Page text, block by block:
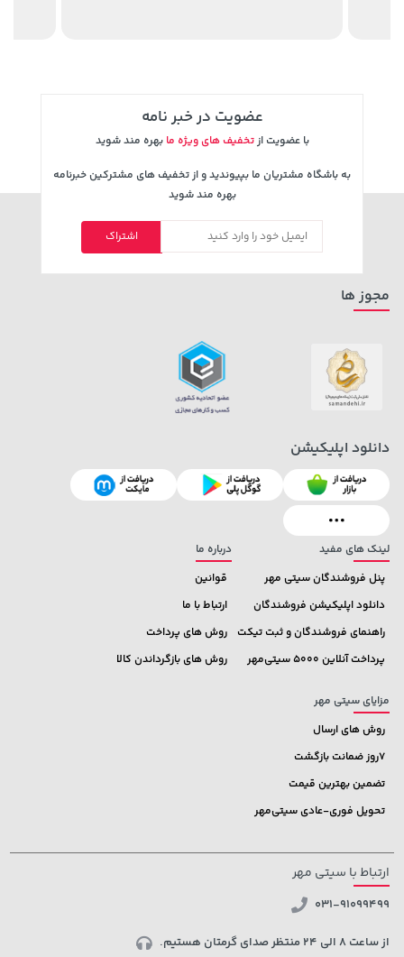
عضویت در خبر نامه
با عضویت ازتخفیف های ویژه ما بهره مند شوید
به باشگاه مشتریان ما بپیوندید و از تخفیف های مشترکین خبرنامه
بهره مند شوید
اشتراک
لینک های مفید
پنل فروشندگان سیتی مهر
دانلود اپلیکیشن فروشندگان
راهنمای فروشندگان و ثبت تیکت
پرداخت آنلاین 5000 سیتی‌مهر
درباره ما
قوانین
ارتباط با ما
روش های پرداخت
روش های بازگرداندن کالا
مزایای سیتی مهر
روش های ارسال
7روز ضمانت بازگشت
تضمین بهترین قیمت
تحویل فوری-عادی سیتی‌مهر
مجوز ها
دانلود اپلیکیشن
ارتباط با سیتی مهر
031-91099499
از ساعت 8 الی 24 منتظر صدای گرمتان هستیم.